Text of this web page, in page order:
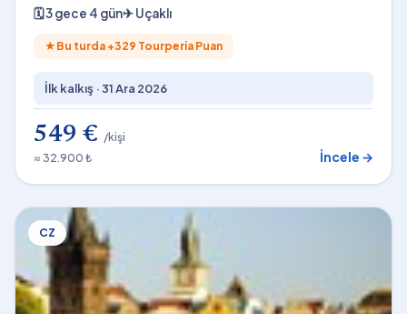
🗓3 gece 4 gün✈Uçaklı
★ Bu turda +329 Tourperia Puan
İlk kalkış ·31 Ara 2026
549 € /kişi
≈ 32.900 ₺
İncele →
CZ